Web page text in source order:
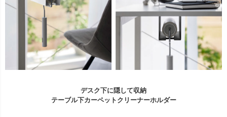
デスク下に隠して収納
テーブル下カーペットクリーナーホルダー